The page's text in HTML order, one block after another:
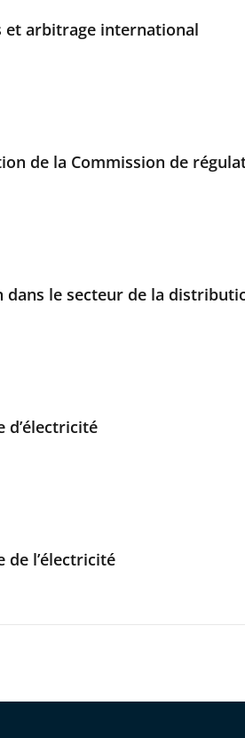
et arbitrage international
de la Commission de
le secteur de la
d’électricité
de l’électricité